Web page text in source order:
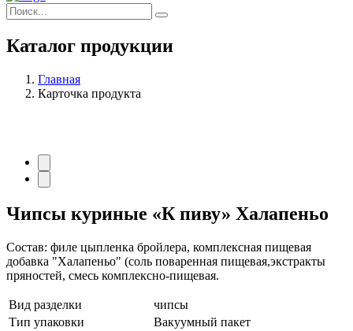
Каталог продукции
Главная
Карточка продукта
Чипсы куриные «К пиву» Халапеньо
Состав: филе цыпленка бройлера, комплексная пищевая
добавка "Халапеньо" (соль поваренная пищевая,экстракты
пряностей, смесь комплексно-пищевая.
Вид разделки
чипсы
Тип упаковки
Вакуумный пакет